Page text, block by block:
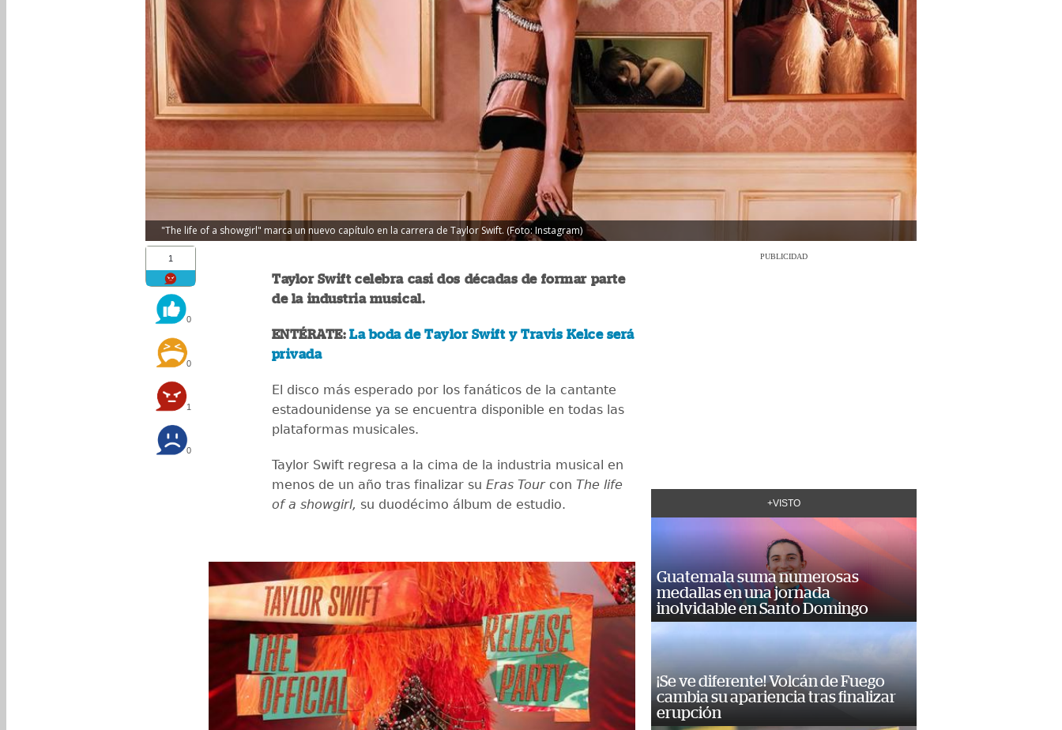
"The life of a showgirl" marca un nuevo capítulo en la carrera de Taylor Swift. (Foto: Instagram)
1
0
0
1
0
Taylor Swift celebra casi dos décadas de formar parte
de la industria musical.
ENTÉRATE:La boda de Taylor Swift y Travis Kelce será
privada
El disco más esperado por los fanáticos de la cantante
estadounidense ya se encuentra disponible en todas las
plataformas musicales.
Taylor Swift regresa a la cima de la industria musical en
menos de un año tras finalizar su Eras Tour con The life
of a showgirl, su duodécimo álbum de estudio.
PUBLICIDAD
+VISTO
Guatemala suma numerosas
medallas en una jornada
inolvidable en Santo Domingo
¡Se ve diferente! Volcán de Fuego
cambia su apariencia tras finalizar
erupción